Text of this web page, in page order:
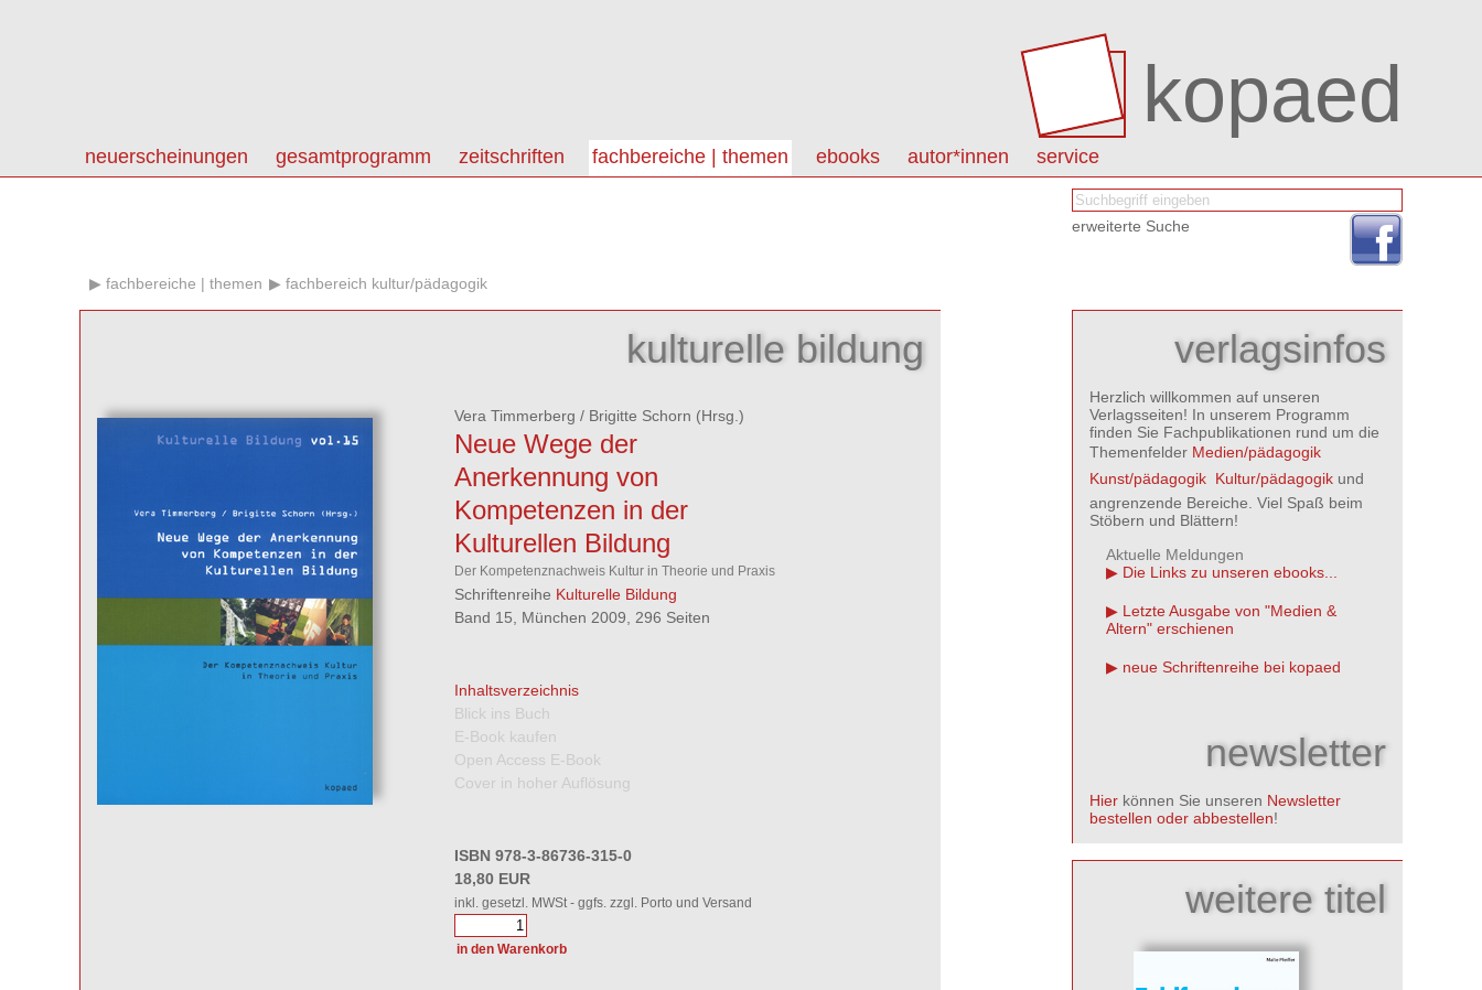
kopaed
neuerscheinungen gesamtprogramm zeitschriften fachbereiche | themen ebooks autor*innen service
erweiterte Suche
fachbereiche | themen fachbereich kultur/pädagogik
kulturelle bildung
Vera Timmerberg / Brigitte Schorn (Hrsg.)
Neue Wege der
Anerkennung von
Kompetenzen in der
Kulturellen Bildung
Der Kompetenznachweis Kultur in Theorie und Praxis
Schriftenreihe Kulturelle Bildung
Band 15, München 2009, 296 Seiten
Inhaltsverzeichnis
Blick ins Buch
E-Book kaufen
Open Access E-Book
Cover in hoher Auflösung
ISBN 978-3-86736-315-0
18,80 EUR
inkl. gesetzl. MWSt - ggfs. zzgl. Porto und Versand
verlagsinfos
Herzlich willkommen auf unseren
Verlagsseiten! In unserem Programm
finden Sie Fachpublikationen rund um die
Themenfelder Medien/pädagogik
Kunst/pädagogik Kultur/pädagogik und
angrenzende Bereiche. Viel Spaß beim
Stöbern und Blättern!
Aktuelle Meldungen
Die Links zu unseren ebooks...
Letzte Ausgabe von "Medien &
Altern" erschienen
neue Schriftenreihe bei kopaed
newsletter
Hier können Sie unseren Newsletter
bestellen oder abbestellen!
weitere titel